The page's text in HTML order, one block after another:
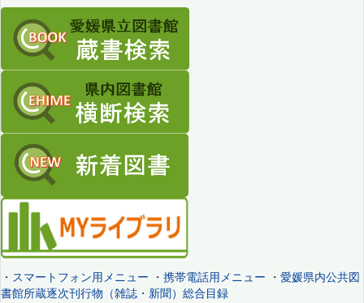
・ スマートフォン用メニュー ・ 携帯電話用メニュー ・ 愛媛県内公共図
書館所蔵逐次刊行物（雑誌・新聞）総合目録